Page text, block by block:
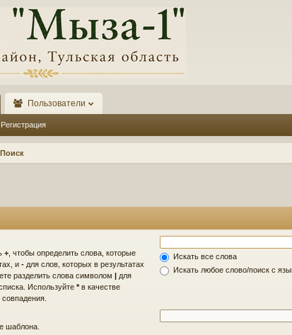
Пользователи
Регистрация
Поиск
+ , чтобы определить слова, которые
и - для слов, которых в результатах
разделить слова символом | для
Используйте *в качестве
Искать все слова
Искать любое слово/поиск с
шаблона.